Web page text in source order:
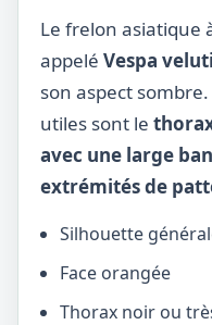
Le frelon asiatique
appelé Vespa
son aspect
utiles sont le
avec une large
extrémités de
Silhouette
Face orangée
Thorax noir ou